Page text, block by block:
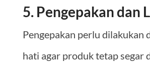
5. Pengepakan dan
Pengepakan perlu dilakukan
hati agar produk tetap segar